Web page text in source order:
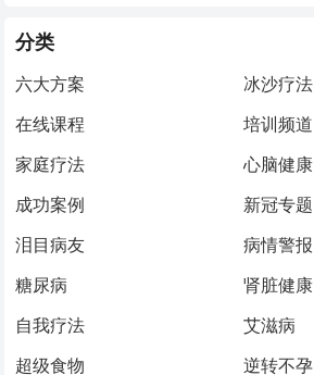
分类
六大方案
冰沙疗法
在线课程
培训频道
家庭疗法
心脑健康
成功案例
新冠专题
泪目病友
病情警报
糖尿病
肾脏健康
自我疗法
艾滋病
超级食物
逆转不孕